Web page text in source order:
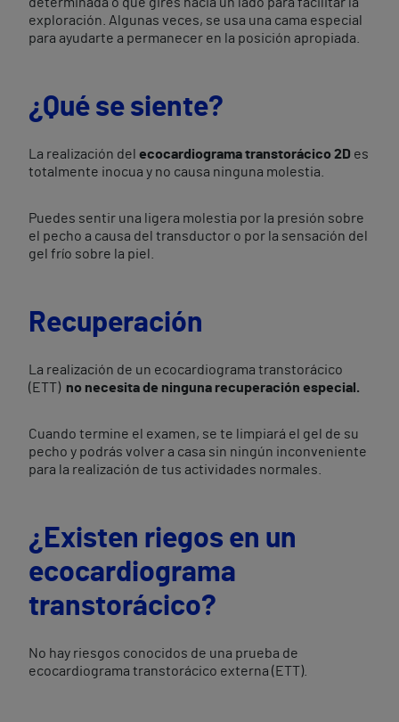
exploración. Algunas veces, se usa una cama especial
para ayudarte a permanecer en la posición apropiada.
¿Qué se siente?
La realización del ecocardiograma transtorácico 2D es
totalmente inocua y no causa ninguna molestia.
Puedes sentir una ligera molestia por la presión sobre
el pecho a causa del transductor o por la sensación del
gel frío sobre la piel.
Recuperación
La realización de un ecocardiograma transtorácico
(ETT) no necesita de ninguna recuperación especial.
Cuando termine el examen, se te limpiará el gel de su
pecho y podrás volver a casa sin ningún inconveniente
para la realización de tus actividades normales.
¿Existen riegos en un
ecocardiograma
transtorácico?
No hay riesgos conocidos de una prueba de
ecocardiograma transtorácico externa (ETT).